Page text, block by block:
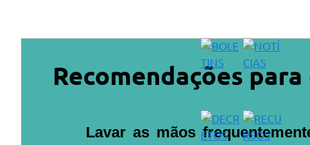
Plano Municipal de Enfrentamento da Pandemia em
Decorrência de COVID-19 Comércio - Adesão ao
Protocolo
Decorrência de COVID-19 Educação - Adesão ao
Recomendações
Lavar as mãos